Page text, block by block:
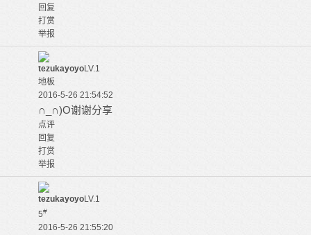
回复
打赏
举报
tezukayoyoLV.1
地板
2016-5-26 21:54:52
∩_∩)O谢谢分享
点评
回复
打赏
举报
tezukayoyoLV.1
5#
2016-5-26 21:55:20